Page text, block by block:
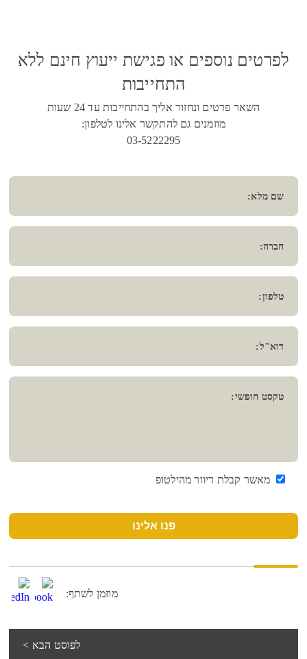
לפרטים נוספים או פגישת ייעוץ חינם ללא
התחייבות
השאר פרטים ונחזור אליך בהתחייבות עד 24 שעות
מוזמנים גם להתקשר אלינו לטלפון:
03-5222295
שם מלא:
חברה:
טלפון:
דוא"ל:
טקסט חופשי:
מאשר קבלת דיוור מהילטופ
פנו אלינו
מוזמן לשתף:
לפוסט הבא >